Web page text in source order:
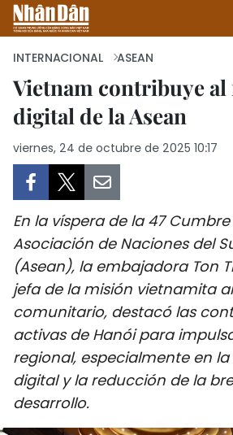
INICIO
POLÍTICA
SOCIEDAD
SALUD - MEDIO
CULTURA -
INTERNACIONAL
DEPORTES
VIAJES
INTERNACIONAL ASEAN
Vietnam contribuye
digital de la Asean
viernes, 24 de octubre de 2025 10:17
En la víspera de la 47
Asociación de Naciones del
(Asean), la embajadora Ton
jefa de la misión vietnamita
comunitario, destacó las
activas de Hanói para
regional, especialmente en
digital y la reducción de la
desarrollo.